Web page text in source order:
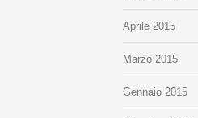
Aprile 2015
Marzo 2015
Gennaio 2015